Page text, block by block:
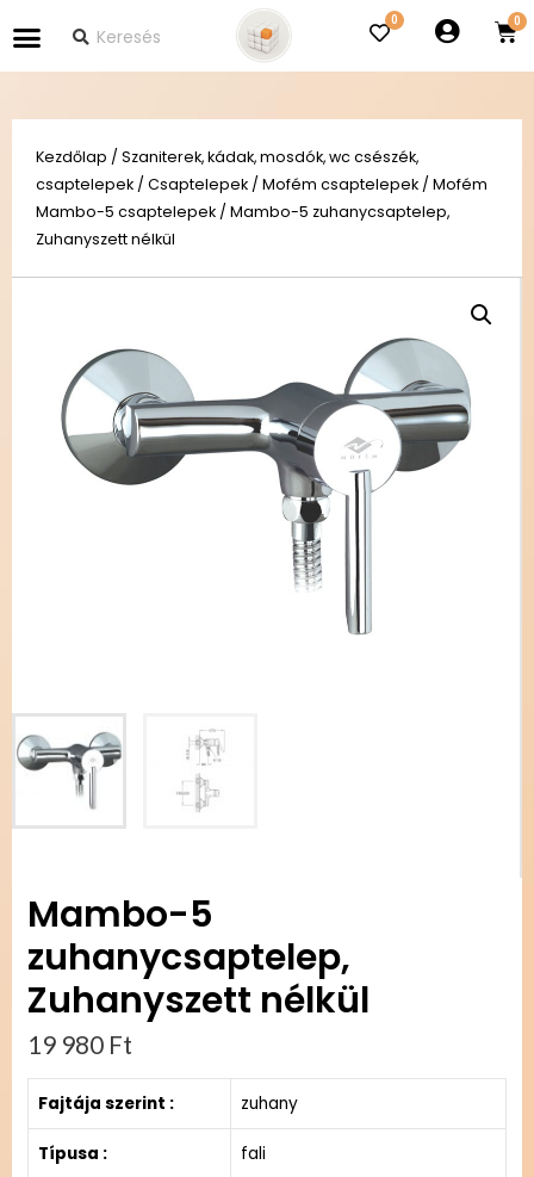
0
Kezdőlap / Szaniterek, kádak, mosdók, wc csészék,
csaptelepek / Csaptelepek / Mofém csaptelepek / Mofém
Mambo-5 csaptelepek / Mambo-5 zuhanycsaptelep,
Zuhanyszett nélkül
Mambo-5
zuhanycsaptelep,
Zuhanyszett nélkül
19 980 Ft
Fajtája szerint : zuhany
Típusa : fali